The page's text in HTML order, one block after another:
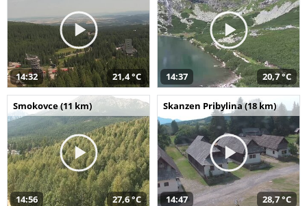
14:32 21,4 °C 14:37 20,7 °C
Smokovce (11 km)
14:56 27,6 °C
Skanzen Pribylina (18 km)
14:47 28,7 °C